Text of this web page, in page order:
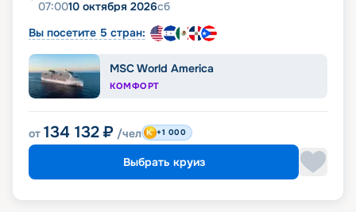
07:0010 октября 2026сб
Вы посетите 5 стран:
MSC World America
КОМФОРТ
от 134 132 ₽ /чел +1 000
Выбрать круиз